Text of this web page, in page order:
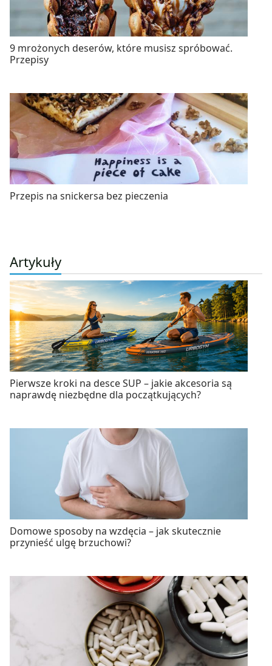
9 mrożonych deserów, które musisz spróbować.
Przepisy
Przepis na snickersa bez pieczenia
Artykuły
Pierwsze kroki na desce SUP – jakie akcesoria są
naprawdę niezbędne dla początkujących?
Domowe sposoby na wzdęcia – jak skutecznie
przynieść ulgę brzuchowi?